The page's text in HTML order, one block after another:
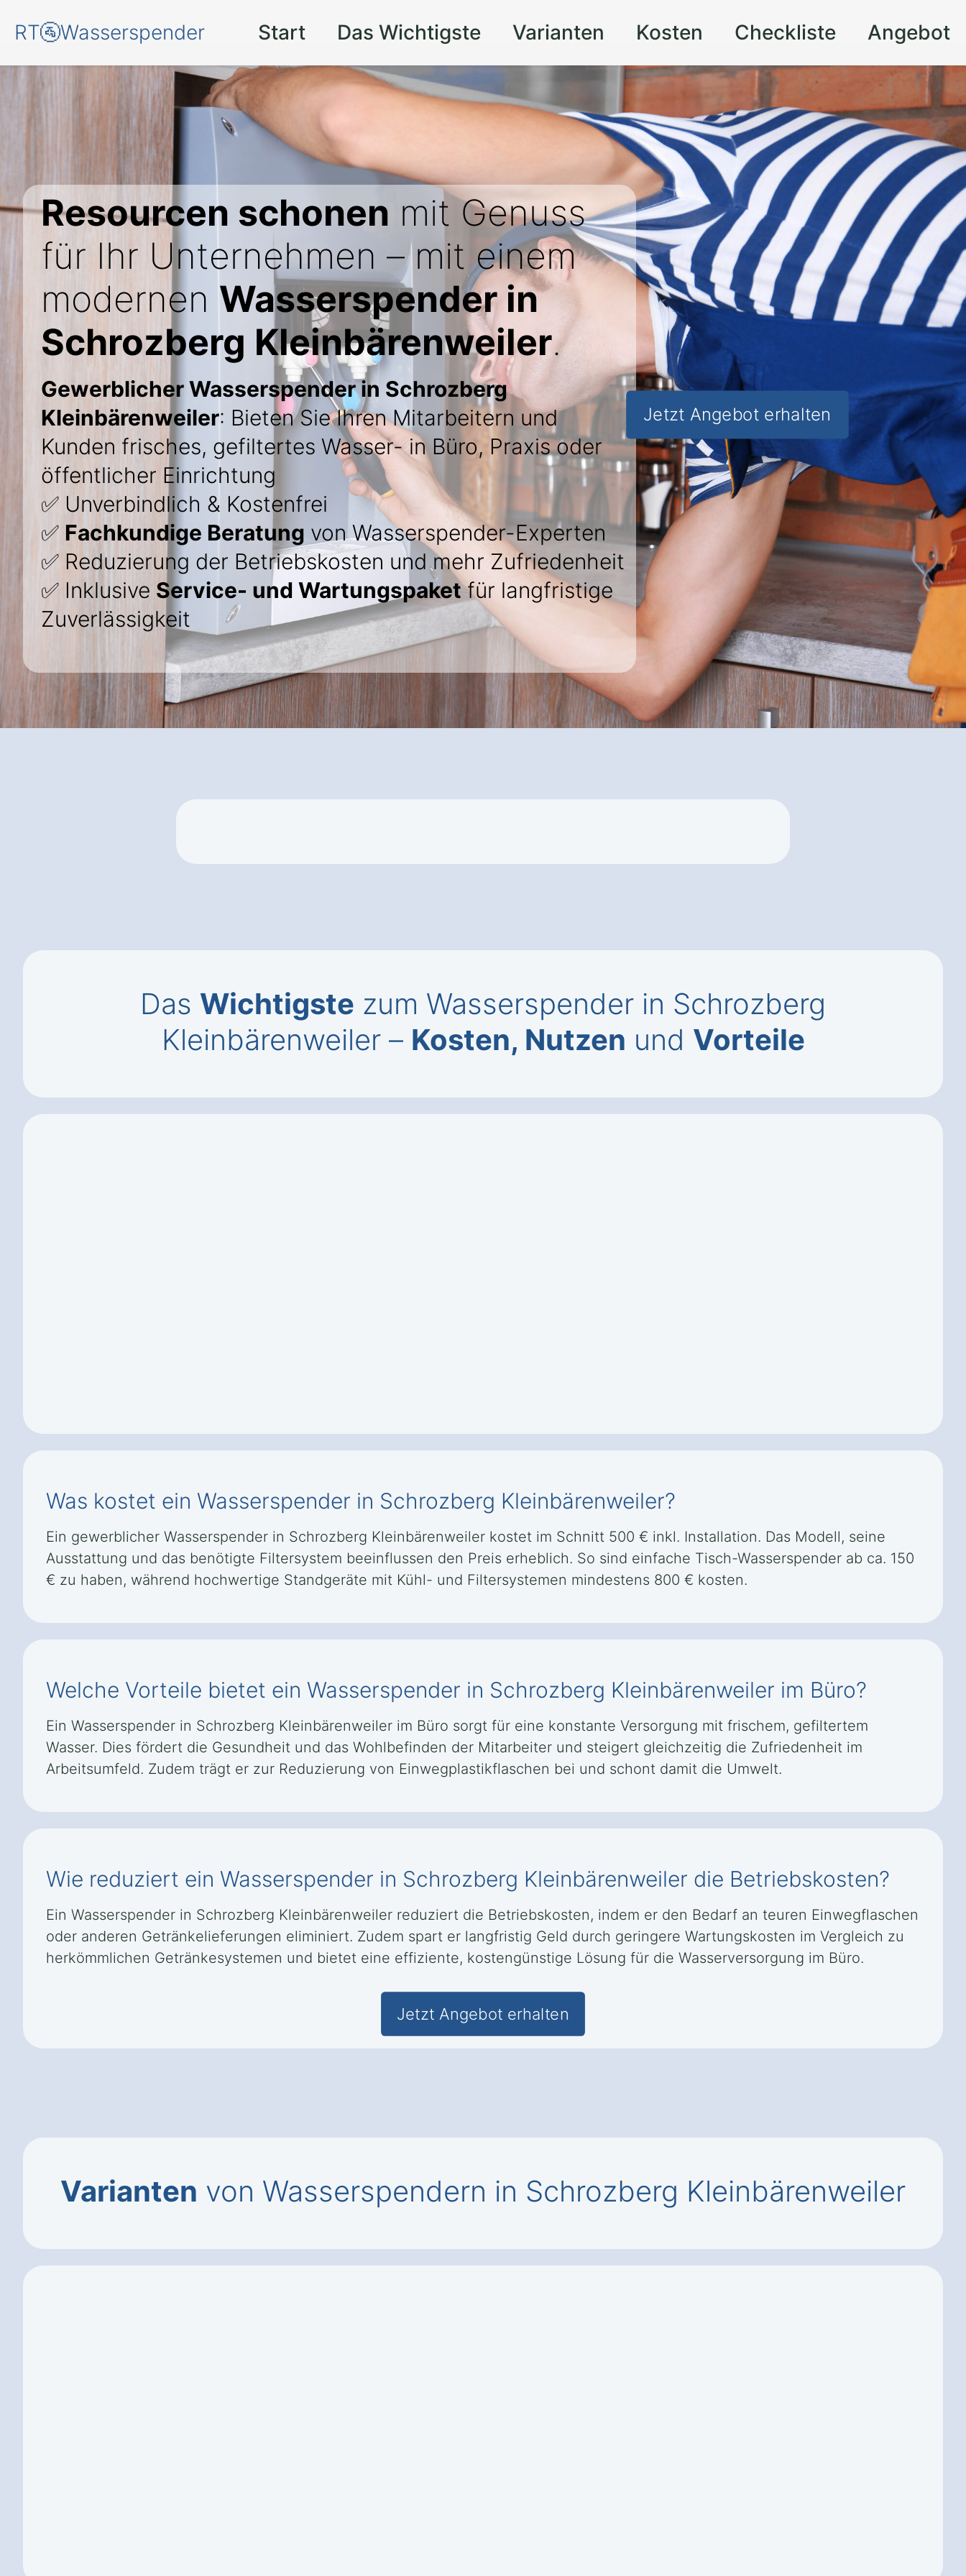
RT🚰Wasserspender Start Das Wichtigste Varianten Kosten Checkliste Angebot
Resourcen schonen mit Genuss
für Ihr Unternehmen – mit einem
modernen Wasserspender in
Schrozberg Kleinbärenweiler.
Gewerblicher Wasserspender in Schrozberg
Kleinbärenweiler: Bieten Sie Ihren Mitarbeitern und
Kunden frisches, gefiltertes Wasser- in Büro, Praxis oder
öffentlicher Einrichtung
✅ Unverbindlich & Kostenfrei
✅ Fachkundige Beratung von Wasserspender-Experten
✅ Reduzierung der Betriebskosten und mehr Zufriedenheit
✅ Inklusive Service- und Wartungspaketfür langfristige
Zuverlässigkeit
Jetzt Angebot erhalten
Das Wichtigste zum Wasserspender in Schrozberg
Kleinbärenweiler – Kosten, Nutzen und Vorteile
Was kostet ein Wasserspender in Schrozberg Kleinbärenweiler?
Ein gewerblicher Wasserspender in Schrozberg Kleinbärenweiler kostet im Schnitt 500 € inkl. Installation. Das Modell, seine
Ausstattung und das benötigte Filtersystem beeinflussen den Preis erheblich. So sind einfache Tisch-Wasserspender ab ca. 150
€ zu haben, während hochwertige Standgeräte mit Kühl- und Filtersystemen mindestens 800 € kosten.
Welche Vorteile bietet ein Wasserspender in Schrozberg Kleinbärenweiler im Büro?
Ein Wasserspender in Schrozberg Kleinbärenweiler im Büro sorgt für eine konstante Versorgung mit frischem, gefiltertem
Wasser. Dies fördert die Gesundheit und das Wohlbefinden der Mitarbeiter und steigert gleichzeitig die Zufriedenheit im
Arbeitsumfeld. Zudem trägt er zur Reduzierung von Einwegplastikflaschen bei und schont damit die Umwelt.
Wie reduziert ein Wasserspender in Schrozberg Kleinbärenweiler die Betriebskosten?
Ein Wasserspender in Schrozberg Kleinbärenweiler reduziert die Betriebskosten, indem er den Bedarf an teuren Einwegflaschen
oder anderen Getränkelieferungen eliminiert. Zudem spart er langfristig Geld durch geringere Wartungskosten im Vergleich zu
herkömmlichen Getränkesystemen und bietet eine effiziente, kostengünstige Lösung für die Wasserversorgung im Büro.
Jetzt Angebot erhalten
Varianten von Wasserspendern in Schrozberg Kleinbärenweiler